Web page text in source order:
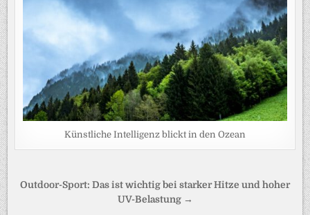
Künstliche Intelligenz blickt in den Ozean
Beitragsnavigation
Outdoor-Sport: Das ist wichtig bei starker Hitze und hoher
UV-Belastung →